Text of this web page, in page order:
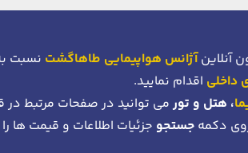
آنلاینآژانس هواپیمایی طاهاگشت نسبت
داخلی اقدام نمایید.
، هتل و تورمی توانید در صفحات مرتبط
دکمه جستجو جزئیات اطلاعات و قیمت ها